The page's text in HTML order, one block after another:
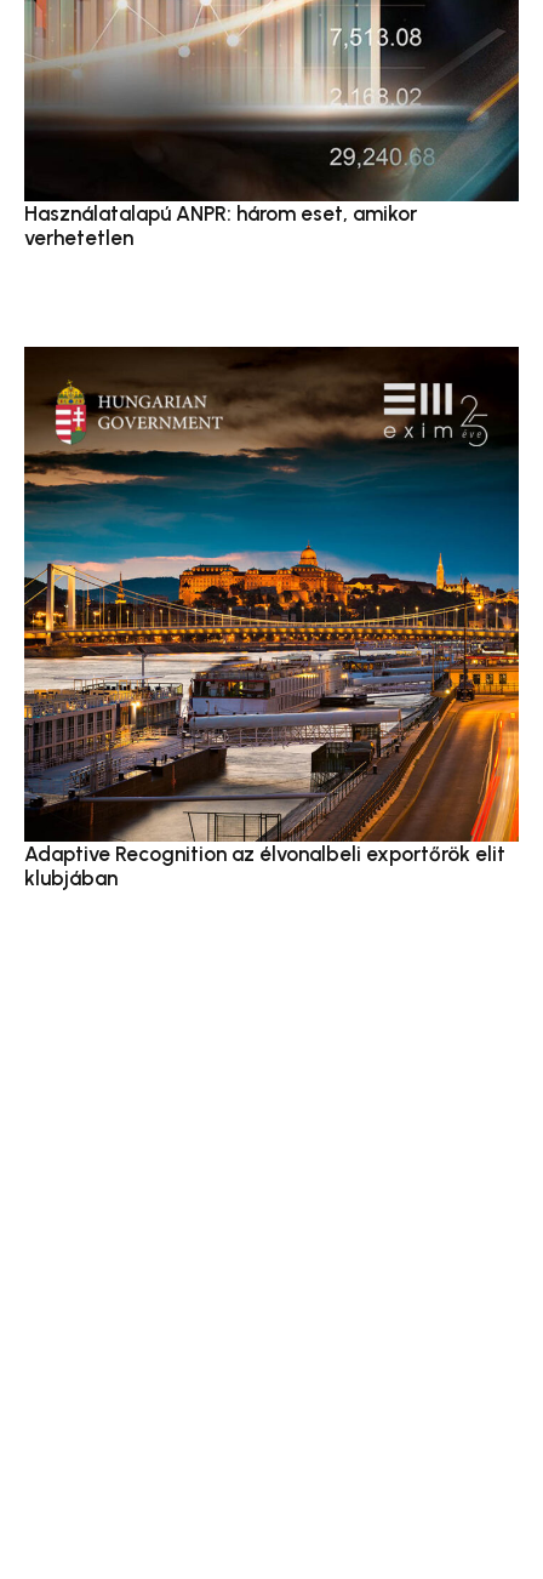
Használatalapú ANPR: három eset, amikor
verhetetlen
Adaptive Recognition az élvonalbeli exportőrök elit
klubjában